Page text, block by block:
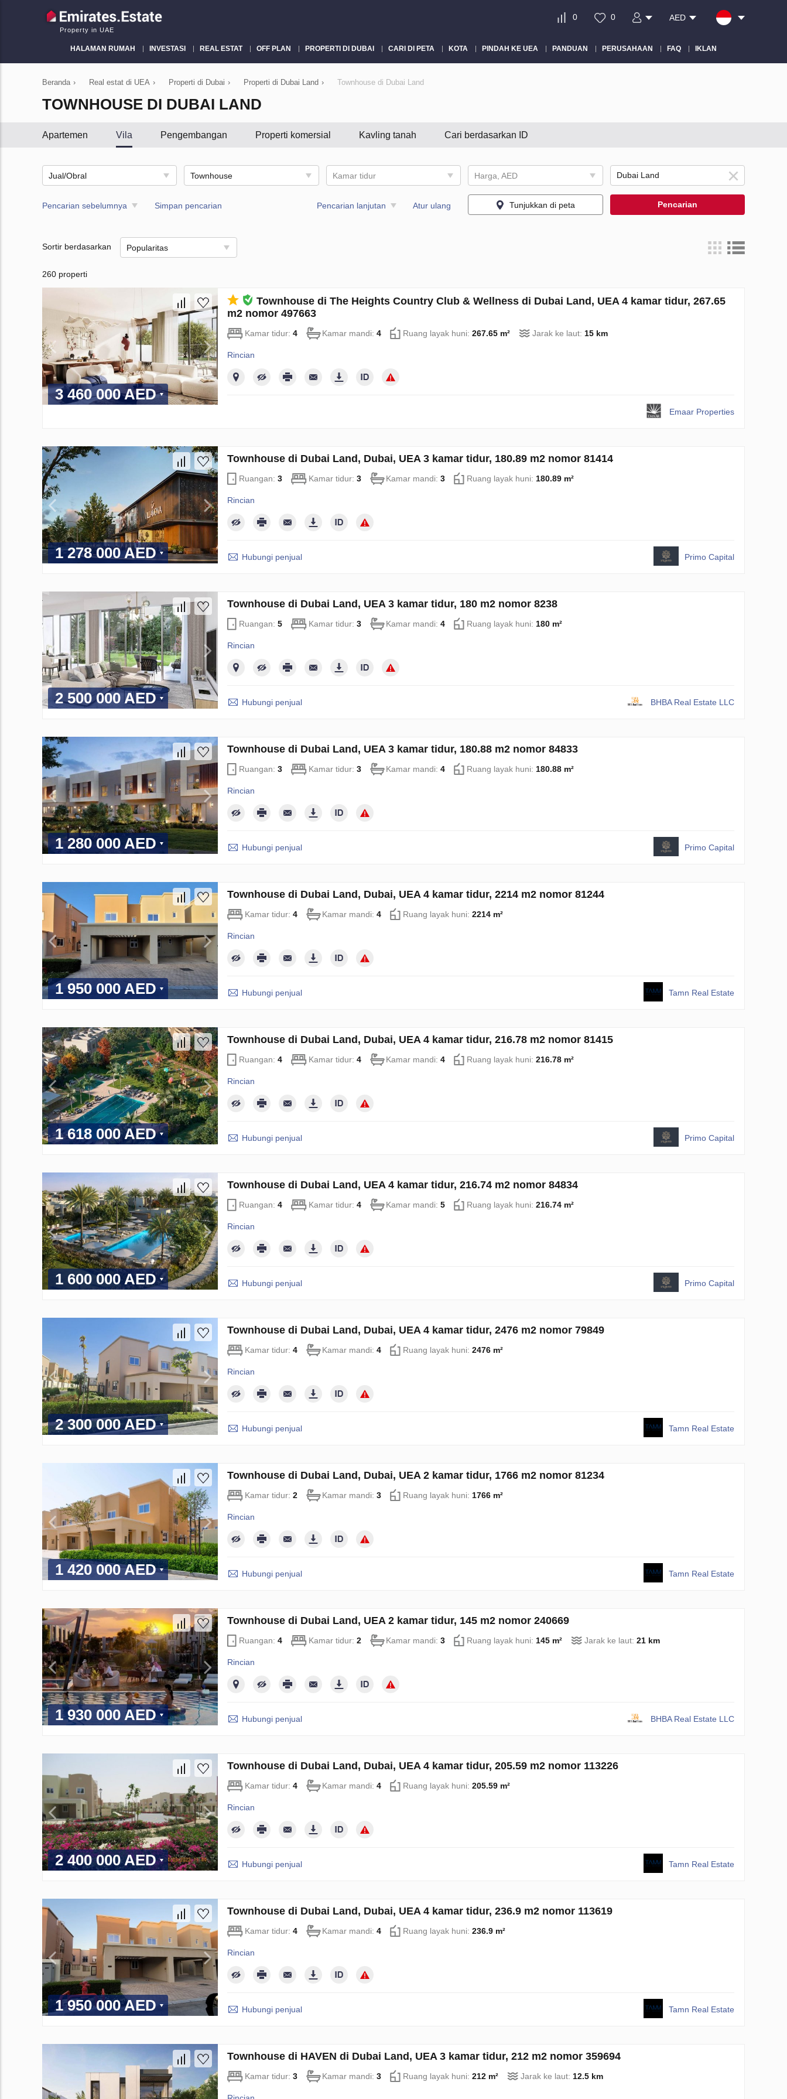
Property in UAE
0 0 AED
HALAMAN RUMAH INVESTASI REAL ESTAT OFF PLAN PROPERTI DI DUBAI CARI DI PETA KOTA PINDAH KE UEA PANDUAN PERUSAHAAN FAQ IKLAN
Beranda › Real estat di UEA › Properti di Dubai › Properti di Dubai Land › Townhouse di Dubai Land
TOWNHOUSE DI DUBAI LAND
Apartemen Vila Pengembangan Properti komersial Kavling tanah Cari berdasarkan ID
Jual/Obral Townhouse Kamar tidur Harga, AED
Pencarian sebelumnya Simpan pencarian Pencarian lanjutan Atur ulang Tunjukkan di peta Pencarian
Sortir berdasarkan Popularitas
260 properti
3 460 000 AED
Townhouse di The Heights Country Club & Wellness di Dubai Land, UEA 4 kamar tidur, 267.65
m2 nomor 497663
Kamar tidur: 4 Kamar mandi: 4 Ruang layak huni: 267.65 m² Jarak ke laut: 15 km
Rincian
Emaar Properties
1 278 000 AED
Townhouse di Dubai Land, Dubai, UEA 3 kamar tidur, 180.89 m2 nomor 81414
Ruangan: 3 Kamar tidur: 3 Kamar mandi: 3 Ruang layak huni: 180.89 m²
Rincian
Hubungi penjual Primo Capital
2 500 000 AED
Townhouse di Dubai Land, UEA 3 kamar tidur, 180 m2 nomor 8238
Ruangan: 5 Kamar tidur: 3 Kamar mandi: 4 Ruang layak huni: 180 m²
Rincian
Hubungi penjual BHBA Real Estate LLC
1 280 000 AED
Townhouse di Dubai Land, UEA 3 kamar tidur, 180.88 m2 nomor 84833
Ruangan: 3 Kamar tidur: 3 Kamar mandi: 4 Ruang layak huni: 180.88 m²
Rincian
Hubungi penjual Primo Capital
1 950 000 AED
Townhouse di Dubai Land, Dubai, UEA 4 kamar tidur, 2214 m2 nomor 81244
Kamar tidur: 4 Kamar mandi: 4 Ruang layak huni: 2214 m²
Rincian
Hubungi penjual Tamn Real Estate
1 618 000 AED
Townhouse di Dubai Land, Dubai, UEA 4 kamar tidur, 216.78 m2 nomor 81415
Ruangan: 4 Kamar tidur: 4 Kamar mandi: 4 Ruang layak huni: 216.78 m²
Rincian
Hubungi penjual Primo Capital
1 600 000 AED
Townhouse di Dubai Land, UEA 4 kamar tidur, 216.74 m2 nomor 84834
Ruangan: 4 Kamar tidur: 4 Kamar mandi: 5 Ruang layak huni: 216.74 m²
Rincian
Hubungi penjual Primo Capital
2 300 000 AED
Townhouse di Dubai Land, Dubai, UEA 4 kamar tidur, 2476 m2 nomor 79849
Kamar tidur: 4 Kamar mandi: 4 Ruang layak huni: 2476 m²
Rincian
Hubungi penjual Tamn Real Estate
1 420 000 AED
Townhouse di Dubai Land, Dubai, UEA 2 kamar tidur, 1766 m2 nomor 81234
Kamar tidur: 2 Kamar mandi: 3 Ruang layak huni: 1766 m²
Rincian
Hubungi penjual Tamn Real Estate
1 930 000 AED
Townhouse di Dubai Land, UEA 2 kamar tidur, 145 m2 nomor 240669
Ruangan: 4 Kamar tidur: 2 Kamar mandi: 3 Ruang layak huni: 145 m² Jarak ke laut: 21 km
Rincian
Hubungi penjual BHBA Real Estate LLC
2 400 000 AED
Townhouse di Dubai Land, Dubai, UEA 4 kamar tidur, 205.59 m2 nomor 113226
Kamar tidur: 4 Kamar mandi: 4 Ruang layak huni: 205.59 m²
Rincian
Hubungi penjual Tamn Real Estate
1 950 000 AED
Townhouse di Dubai Land, Dubai, UEA 4 kamar tidur, 236.9 m2 nomor 113619
Kamar tidur: 4 Kamar mandi: 4 Ruang layak huni: 236.9 m²
Rincian
Hubungi penjual Tamn Real Estate
Townhouse di HAVEN di Dubai Land, UEA 3 kamar tidur, 212 m2 nomor 359694
Kamar tidur: 3 Kamar mandi: 3 Ruang layak huni: 212 m² Jarak ke laut: 12.5 km